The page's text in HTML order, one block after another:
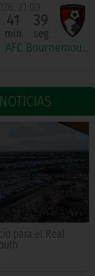
21:00
41
min
38
seg
AFC Bournemouth
para el Real